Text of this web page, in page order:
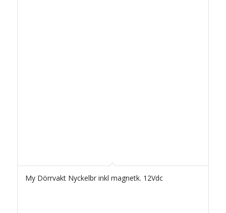
My Dörrvakt Nyckelbr inkl magnetk. 12Vdc